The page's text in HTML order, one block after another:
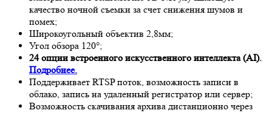
качество ночной съемки за счет снижения шумов и
помех;
Широкоугольный объектив 2,8мм;
Угол обзора 120°;
24 опции встроенного искусственного интеллекта (AI).
Подробнее.
Поддерживает RTSP поток, возможность записи в
облако, запись на удаленный регистратор или сервер;
Возможность скачивания архива дистанционно через